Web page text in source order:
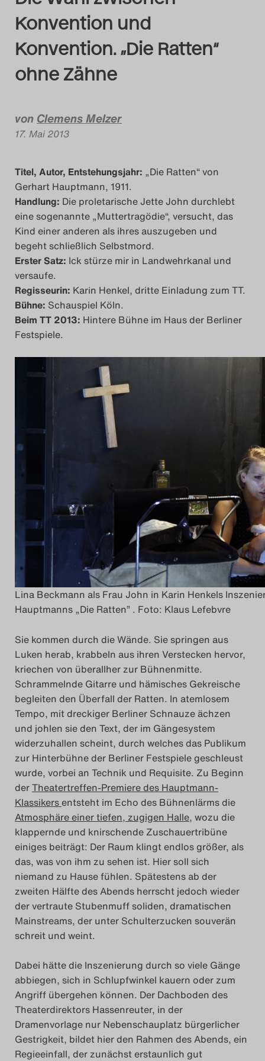
Das Theatertreffen-
Das Theatertreffen-
Das Theatertreffen-
Das Theatertreffen-
Das Theatertreffen-
Das Theatertreffen-
Das Theatertreffen-
Das Theatertreffen-
Das Theatertreffen-
Das Theatertreffen-
Impressum
Konvention und
Konvention. „Die Ratten“
ohne Zähne
von Clemens Melzer
17. Mai 2013
Titel, Autor, Entstehungsjahr: „Die Ratten“ von
Gerhart Hauptmann, 1911.
Handlung: Die proletarische Jette John durchlebt
eine sogenannte „Muttertragödie“, versucht, das
Kind einer anderen als ihres auszugeben und
begeht schließlich Selbstmord.
Erster Satz: Ick stürze mir in Landwehrkanal und
versaufe.
Regisseurin: Karin Henkel, dritte Einladung zum TT.
Bühne: Schauspiel Köln.
Beim TT 2013: Hintere Bühne im Haus der Berliner
Festspiele.
Lina Beckmann als Frau John in Karin Henkels
Hauptmanns „Die Ratten” . Foto: Klaus Lefebvre
Sie kommen durch die Wände. Sie springen aus
Luken herab, krabbeln aus ihren Verstecken hervor,
kriechen von überallher zur Bühnenmitte.
Schrammelnde Gitarre und hämisches Gekreische
begleiten den Überfall der Ratten. In atemlosem
Tempo, mit dreckiger Berliner Schnauze ächzen
und johlen sie den Text, der im Gängesystem
widerzuhallen scheint, durch welches das Publikum
zur Hinterbühne der Berliner Festspiele geschleust
wurde, vorbei an Technik und Requisite. Zu Beginn
derTheatertreffen-Premiere des Hauptmann-
Klassikersentsteht im Echo des Bühnenlärms die
Atmosphäre einer tiefen, zugigen Halle, wozu die
klappernde und knirschende Zuschauertribüne
einiges beiträgt: Der Raum klingt endlos größer, als
das, was von ihm zu sehen ist. Hier soll sich
niemand zu Hause fühlen. Spätestens ab der
zweiten Hälfte des Abends herrscht jedoch wieder
der vertraute Stubenmuff soliden, dramatischen
Mainstreams, der unter Schulterzucken souverän
schreit und weint.
Dabei hätte die Inszenierung durch so viele Gänge
abbiegen, sich in Schlupfwinkel kauern oder zum
Angriff übergehen können. Der Dachboden des
Theaterdirektors Hassenreuter, in der
Dramenvorlage nur Nebenschauplatz bürgerlicher
Gestrigkeit, bildet hier den Rahmen des Abends, ein
Regieeinfall, der zunächst erstaunlich gut